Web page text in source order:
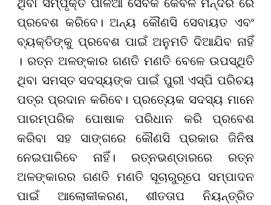
ଥିବା ସମ୍ପୃକ୍ତ ପାଳିଆ ସେବକ କେବଳ ମନ୍ଦିର ରେ
ପ୍ରବେଶ କରିବେ। ଅନ୍ୟ କୌଣସି ସେବାୟତ ଏବଂ
ବ୍ୟକ୍ତିଙ୍କୁ ପ୍ରବେଶ ପାଇଁ ଅନୁମତି ଦିଆଯିବ ନାହିଁ
। ରତ୍ନ ଅଳଙ୍କାର ଗଣତି ମଣତି ବେଳେ ଉପସ୍ଥିତି
ଥିବା ସମସ୍ତ ସଦସ୍ୟଙ୍କ ପାଇଁ ପୁରୀ ଏସ୍ପି ପରିଚୟ
ପତ୍ର ପ୍ରଦାନ କରିବେ। ପ୍ରତ୍ୟେକ ସଦସ୍ୟ ମାନେ
ପାରମ୍ପରିକ ପୋଷାକ ପରିଧାନ କରି ପ୍ରବେଶ
କରିବା ସହ ସାଙ୍ଗରେ କୌଣସି ପ୍ରକାର ଜିନିଷ
ନେଇପାରିବେ ନାହିଁ। ରତ୍ନଭଣ୍ଡାରରେ ରତ୍ନ
ଅଳଙ୍କାରର ଗଣତି ମଣତି ସୂଚାରୁରୂପେ ସମ୍ପାଦନ
ପାଇଁ ଆଲୋକୀକରଣ, ଶୀତତାପ ନିୟନ୍ତ୍ରିତ